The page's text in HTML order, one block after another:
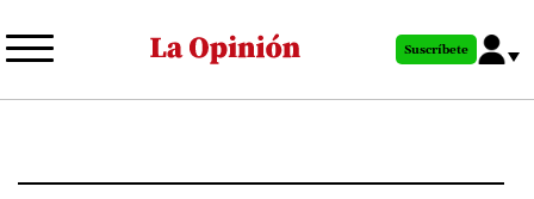
al
principal
Suscríbete